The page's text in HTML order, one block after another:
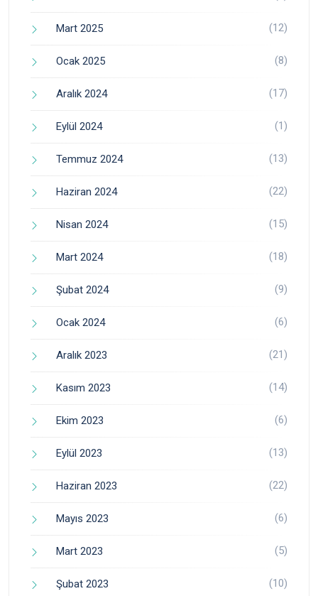
Mart 2025 (12)
Ocak 2025 (8)
Aralık 2024 (17)
Eylül 2024 (1)
Temmuz 2024 (13)
Haziran 2024 (22)
Nisan 2024 (15)
Mart 2024 (18)
Şubat 2024 (9)
Ocak 2024 (6)
Aralık 2023 (21)
Kasım 2023 (14)
Ekim 2023 (6)
Eylül 2023 (13)
Haziran 2023 (22)
Mayıs 2023 (6)
Mart 2023 (5)
Şubat 2023 (10)